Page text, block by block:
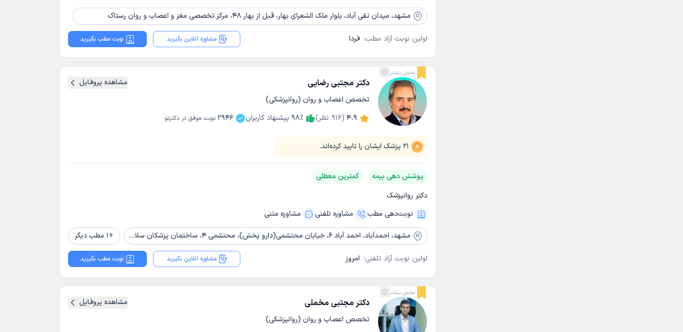
مشهد، میدان تقی آباد، بلوار ملک الشعرای بهار، قبل از بهار 48، مرکز تخصصی مغز و اعصاب و روان رستاک
اولین نوبت آزاد مطب: فردا مشاوره آنلاین بگیرید نوبت مطب بگیرید
نمایش بیشتر
دکتر مجتبی رضایی
تخصص اعصاب و روان (روانپزشکی)
4.9
(
916 نظر) 98٪ پیشنهاد کاربران 2946 نوبت موفق در دکترتو
21 پزشک ایشان را تایید کرده‌اند.
مشاهده پروفایل
پوشش دهی بیمه
کمترین معطلی
دکتر روانپزشک
نوبت‌دهی مطب
مشاوره‌ تلفنی مشاوره‌ متنی
مشهد، احمدآباد، احمد آباد 6، خیابان محتشمی(دارو پخش)، محتشمی 4، ساختمان پزشکان سلامت، طبقه دوم +
1 مطب دیگر
اولین نوبت آزاد تلفنی: امروز مشاوره آنلاین بگیرید نوبت مطب بگیرید
نمایش بیشتر
دکتر مجتبی مخملی
تخصص اعصاب و روان (روانپزشکی)
مشاهده پروفایل